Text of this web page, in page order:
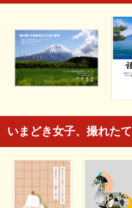
いまどき女子、撮れたて